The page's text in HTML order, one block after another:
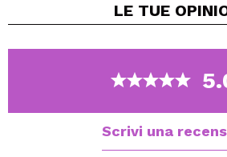
selezionare quello che ti piace di più.
linea per ottenere un risultato
Cruelty-free e vegan.
LE TUE
Scrivi una